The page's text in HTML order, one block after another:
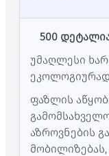
500
უმაღლესი
ფაზლის
აზროვნების
მობილიზებას,